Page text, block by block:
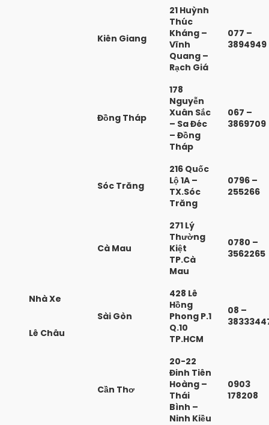
Kiên Giang
21 Huỳnh
Thúc
Kháng –
Vĩnh
Quang –
Rạch Giá
077 –
3894949
Đồng Tháp
178
Nguyễn
Xuân Sắc
– Sa Đéc
– Đồng
Tháp
067 –
3869709
Sóc Trăng
216 Quốc
Lộ 1A –
TX.Sóc
Trăng
0796 –
255266
Cà Mau
271 Lý
Thường
Kiệt
TP.Cà
Mau
0780 –
3562265
Nhà Xe
Sài Gòn
428 Lê
Hồng
Phong P.1
Q.10
TP.HCM
08 –
Lê Châu
Cần Thơ
20-22
Đinh Tiên
Hoàng –
Thái
Bình –
Ninh Kiều
0903
178208